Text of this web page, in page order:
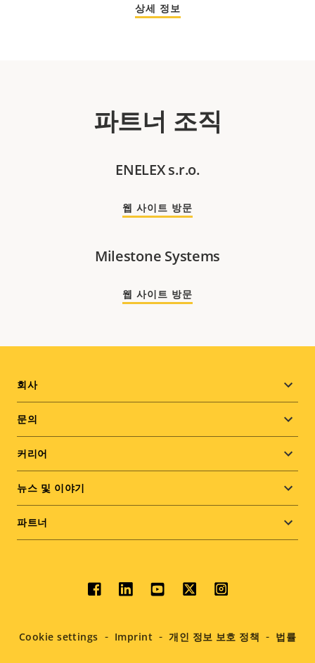
상세 정보
파트너 조직
ENELEX s.r.o.
웹 사이트 방문
Milestone Systems
웹 사이트 방문
Footer
menu
회사
문의
커리어
뉴스 및 이야기
파트너
Social
menu
Cookie settings Imprint 개인 정보 보호 정책 법률